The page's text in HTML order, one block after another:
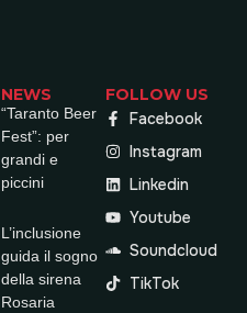
NEWS
“Taranto Beer
Fest”: per
grandi e
piccini
L’inclusione
guida il sogno
della sirena
Rosaria
FOLLOW US
Facebook
Instagram
Linkedin
Youtube
Soundcloud
TikTok